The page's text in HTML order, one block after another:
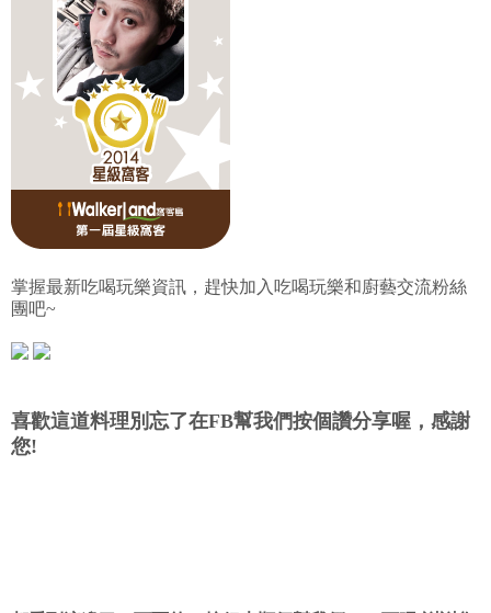
掌握最新吃喝玩樂資訊，趕快加入吃喝玩樂和廚藝交流粉絲
團吧~
喜歡這道料理別忘了在FB幫我們按個讚分享喔，感謝
您!